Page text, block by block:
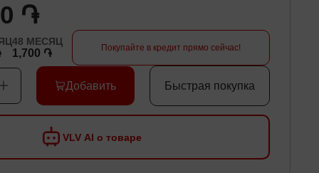
VLV AI о товаре
֏
48 МЕСЯЦ
1,700 ֏ Покупайте в кредит прямо сейчас!
Добавить Быстрая покупка